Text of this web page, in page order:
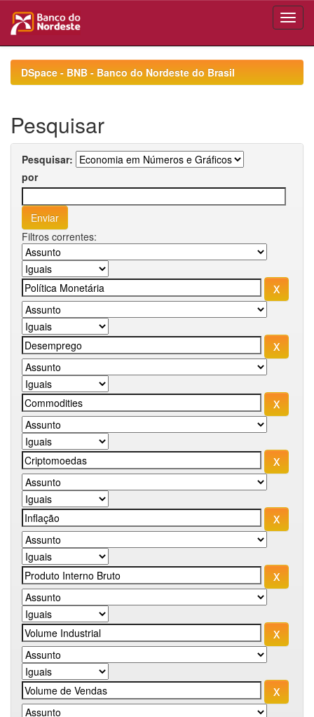
navigationDSpace - BNB - Banco do Nordeste do Brasil
Pesquisar
Pesquisar:
por
Filtros correntes: